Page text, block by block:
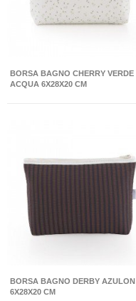
BORSA BAGNO CHERRY VERDE
ACQUA 6X28X20 CM
BORSA BAGNO DERBY AZULON
6X28X20 CM